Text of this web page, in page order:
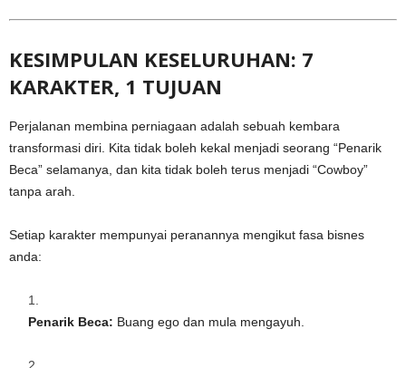
KESIMPULAN KESELURUHAN: 7
KARAKTER, 1 TUJUAN
Perjalanan membina perniagaan adalah sebuah kembara
transformasi diri. Kita tidak boleh kekal menjadi seorang “Penarik
Beca” selamanya, dan kita tidak boleh terus menjadi “Cowboy”
tanpa arah.
Setiap karakter mempunyai peranannya mengikut fasa bisnes
anda:
Penarik Beca: Buang ego dan mula mengayuh.